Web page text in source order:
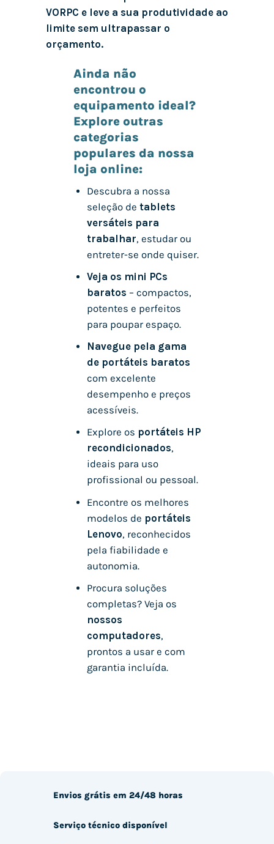
VORPC e leve a sua produtividade ao
limite sem ultrapassar o
orçamento.
Ainda não
encontrou o
equipamento ideal?
Explore outras
categorias
populares da nossa
loja online:
Descubra a nossa
seleção de tablets
versáteis para
trabalhar, estudar ou
entreter-se onde quiser.
Veja os mini PCs
baratos – compactos,
potentes e perfeitos
para poupar espaço.
Navegue pela gama
de portáteis baratos
com excelente
desempenho e preços
acessíveis.
Explore os portáteis HP
recondicionados,
ideais para uso
profissional ou pessoal.
Encontre os melhores
modelos de portáteis
Lenovo, reconhecidos
pela fiabilidade e
autonomia.
Procura soluções
completas? Veja os
nossos
computadores,
prontos a usar e com
garantia incluída.
Envios grátis em 24/48 horas
Serviço técnico disponível